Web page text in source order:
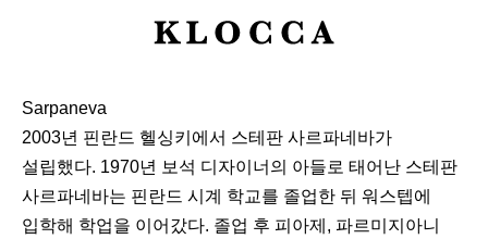
K
C
A
Sarpaneva
2003년 핀란드 헬싱키에서 스테판 사르파네바가
설립했다. 1970년 보석 디자이너의 아들로 태어난 스테판
사르파네바는 핀란드 시계 학교를 졸업한 뒤 워스텝에
입학해 학업을 이어갔다. 졸업 후 피아제, 파르미지아니